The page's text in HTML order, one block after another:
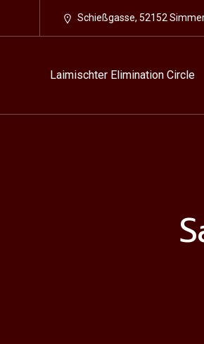
Schießgasse, 52152
Laimischter Elimination Circle